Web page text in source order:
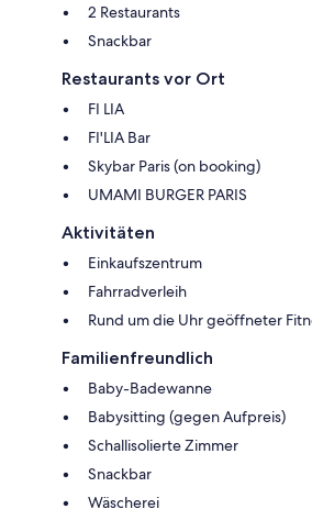
2 Restaurants
Snackbar
Restaurants vor Ort
FI LIA
FI'LIA Bar
Skybar Paris (on booking)
UMAMI BURGER PARIS
Aktivitäten
Einkaufszentrum
Fahrradverleih
Rund um die Uhr geöffneter
Familienfreundlich
Baby-Badewanne
Babysitting (gegen Aufpreis)
Schallisolierte Zimmer
Snackbar
Wäscherei